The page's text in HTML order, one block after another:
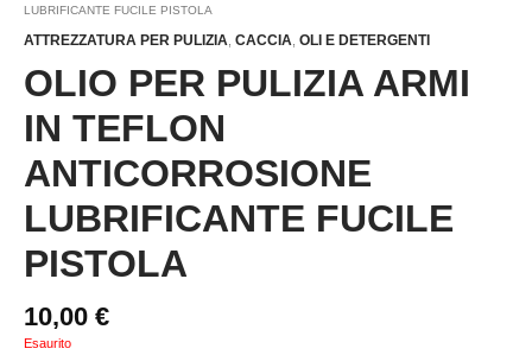
LUBRIFICANTE FUCILE PISTOLA
ATTREZZATURA PER PULIZIA CACCIA OLI E DETERGENTI
OLIO PER PULIZIA ARMI
IN TEFLON
ANTICORROSIONE
LUBRIFICANTE FUCILE
PISTOLA
10,00 €
Esaurito